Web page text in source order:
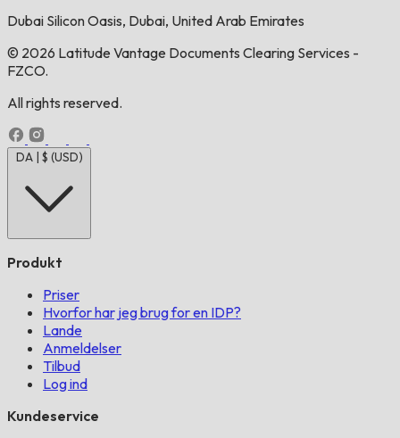
Dubai Silicon Oasis, Dubai, United Arab Emirates
© 2026 Latitude Vantage Documents Clearing Services -
FZCO.
All rights reserved.
DA | $ (USD)
Produkt
Priser
Hvorfor har jeg brug for en IDP?
Lande
Anmeldelser
Tilbud
Log ind
Kundeservice